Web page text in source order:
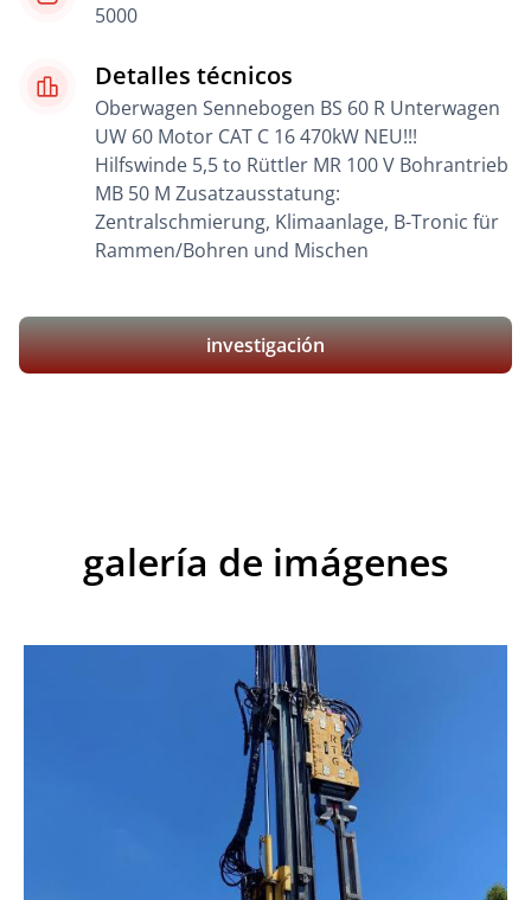
5000
Detalles técnicos
Oberwagen Sennebogen BS 60 R Unterwagen
UW 60 Motor CAT C 16 470kW NEU!!!
Hilfswinde 5,5 to Rüttler MR 100 V Bohrantrieb
MB 50 M Zusatzausstatung:
Zentralschmierung, Klimaanlage, B-Tronic für
Rammen/Bohren und Mischen
investigación
galería de imágenes